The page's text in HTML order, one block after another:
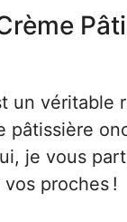
un véritable
je vous
proches !